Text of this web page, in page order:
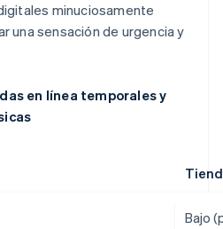
minuciosamente
una sensación de urgencia y
en línea temporales y
Bajo